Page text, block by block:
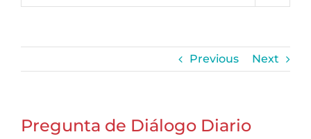
Previous Next
Pregunta de Diálogo Diario